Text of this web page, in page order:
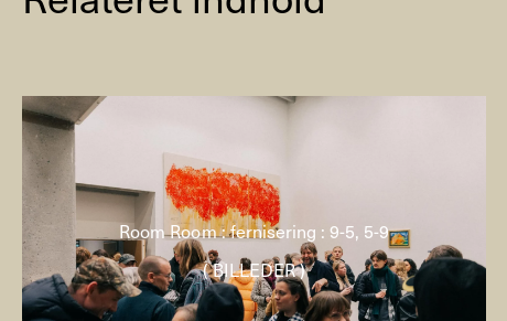
Room Room : fernisering : 9-5, 5-9
( BILLEDER )